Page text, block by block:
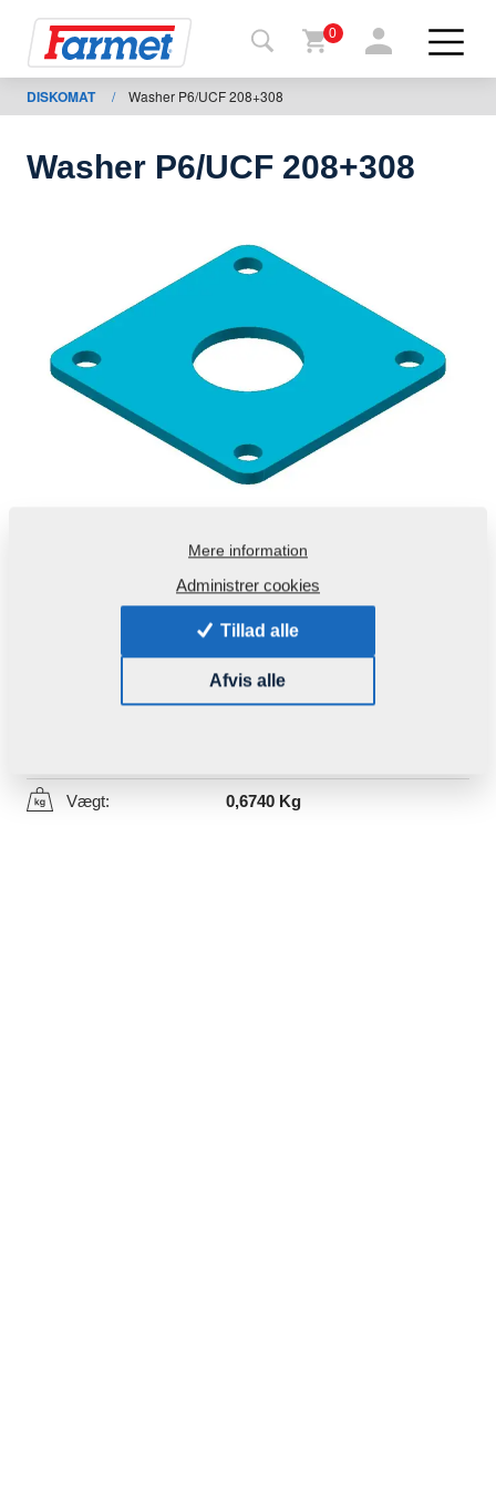
Tilbage
til web
Farmet
Til
download
0
DISKOMAT / Washer P6/UCF 208+308
Washer P6/UCF 208+308
Produktkode: 4007766
Denne del kan bruges også for følgende maskiner:
Vægt: 0,6740 Kg
Mere information
Administrer cookies
Tillad alle
Afvis alle